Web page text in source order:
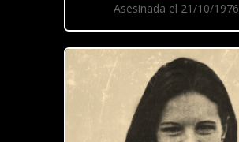
Asesinada el 21/10/1976